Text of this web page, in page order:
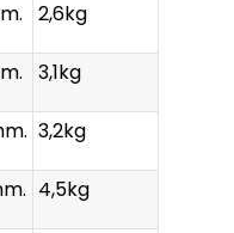
2,6kg
3,1kg
3,2kg
4,5kg